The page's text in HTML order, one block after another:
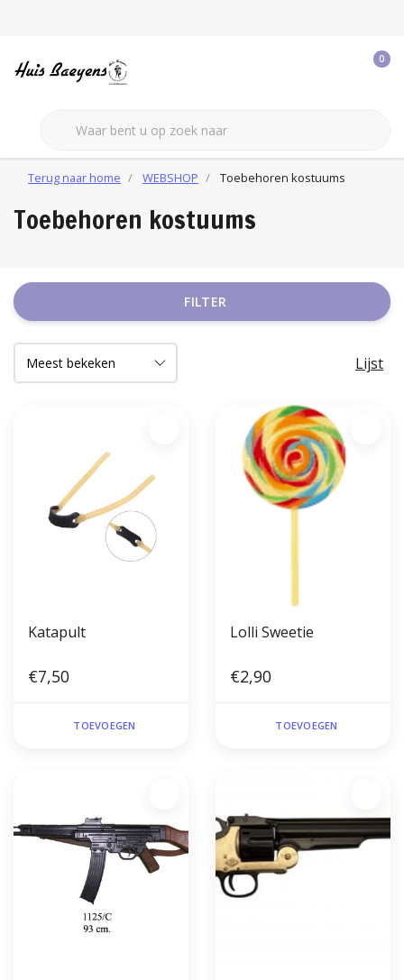
0
Terug naar home WEBSHOP Toebehoren kostuums
Toebehoren kostuums
FILTER
Lijst
Katapult
€7,50
TOEVOEGEN
Lolli Sweetie
€2,90
TOEVOEGEN